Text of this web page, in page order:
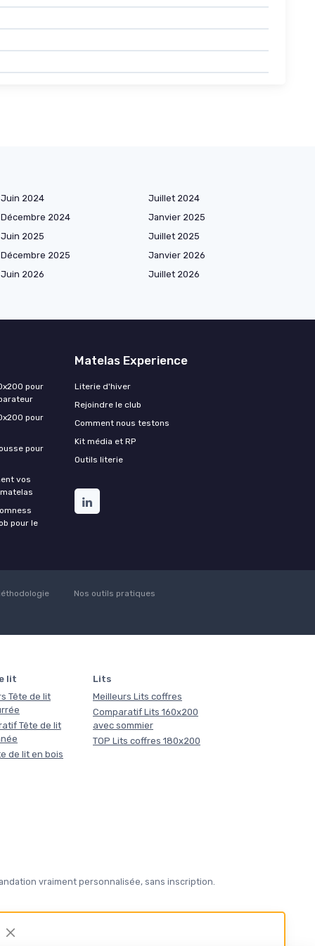
Juin 2024
Juillet 2024
Décembre 2024
Janvier 2025
Juin 2025
Juillet 2025
Décembre 2025
Janvier 2026
Juin 2026
Juillet 2026
pour
pour
pour
vos
pour le
Matelas Experience
Literie d'hiver
Rejoindre le club
Comment nous testons
Kit média et RP
Outils literie
Nos outils pratiques
lit
Tête de lit
Tête de lit
de lit en bois
Lits
Meilleurs Lits coffres
Comparatif Lits 160x200
avec sommier
TOP Lits coffres 180x200
vraiment personnalisée, sans inscription.